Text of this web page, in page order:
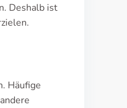
Deshalb ist
Häufige